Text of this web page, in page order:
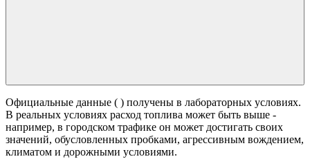
Официальные данные ( ) получены в лабораторных условиях.
В реальных условиях расход топлива может быть выше -
например, в городском трафике он может достигать своих
значений, обусловленных пробками, агрессивным вождением,
климатом и дорожными условиями.